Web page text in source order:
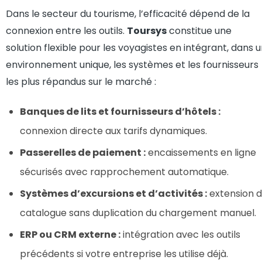
Dans le secteur du tourisme, l’efficacité dépend de la
connexion entre les outils. Toursysconstitue une
solution flexible pour les voyagistes en intégrant, dans
environnement unique, les systèmes et les fournisseurs
les plus répandus sur le marché :
Banques de lits et fournisseurs d’hôtels :
connexion directe aux tarifs dynamiques.
Passerelles de paiement :encaissements en ligne
sécurisés avec rapprochement automatique.
Systèmes d’excursions et d’activités :extension
catalogue sans duplication du chargement manuel.
ERP ou CRM externe :intégration avec les outils
précédents si votre entreprise les utilise déjà.